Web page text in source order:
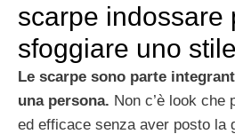
scarpe indossare
sfoggiare uno
Le scarpe sono parte
una persona. Non c’è look che
ed efficace senza aver posto la